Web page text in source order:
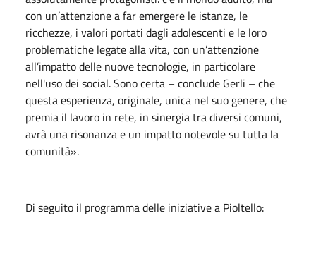
con un’attenzione a far emergere le istanze, le
ricchezze, i valori portati dagli adolescenti e le loro
problematiche legate alla vita, con un’attenzione
all’impatto delle nuove tecnologie, in particolare
nell'uso dei social. Sono certa – conclude Gerli – che
questa esperienza, originale, unica nel suo genere, che
premia il lavoro in rete, in sinergia tra diversi comuni,
avrà una risonanza e un impatto notevole su tutta la
comunità».
Di seguito il programma delle iniziative a Pioltello: